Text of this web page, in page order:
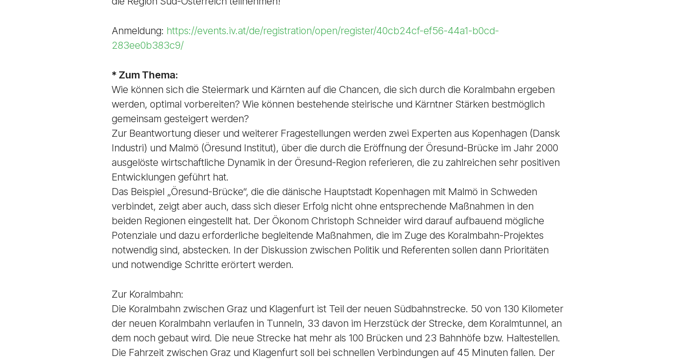
Anmeldung: https://events.iv.at/de/registration/open/register/40cb24cf-ef56-44a1-b0cd-
283ee0b383c9/
* Zum Thema:
Wie können sich die Steiermark und Kärnten auf die Chancen, die sich durch die Koralmbahn ergeben
werden, optimal vorbereiten? Wie können bestehende steirische und Kärntner Stärken bestmöglich
gemeinsam gesteigert werden?
Zur Beantwortung dieser und weiterer Fragestellungen werden zwei Experten aus Kopenhagen (Dansk
Industri) und Malmö (Öresund Institut), über die durch die Eröffnung der Öresund-Brücke im Jahr 2000
ausgelöste wirtschaftliche Dynamik in der Öresund-Region referieren, die zu zahlreichen sehr positiven
Entwicklungen geführt hat.
Das Beispiel „Öresund-Brücke“, die die dänische Hauptstadt Kopenhagen mit Malmö in Schweden
verbindet, zeigt aber auch, dass sich dieser Erfolg nicht ohne entsprechende Maßnahmen in den
beiden Regionen eingestellt hat. Der Ökonom Christoph Schneider wird darauf aufbauend mögliche
Potenziale und dazu erforderliche begleitende Maßnahmen, die im Zuge des Koralmbahn-Projektes
notwendig sind, abstecken. In der Diskussion zwischen Politik und Referenten sollen dann Prioritäten
und notwendige Schritte erörtert werden.
Zur Koralmbahn:
Die Koralmbahn zwischen Graz und Klagenfurt ist Teil der neuen Südbahnstrecke. 50 von 130 Kilometer
der neuen Koralmbahn verlaufen in Tunneln, 33 davon im Herzstück der Strecke, dem Koralmtunnel, an
dem noch gebaut wird. Die neue Strecke hat mehr als 100 Brücken und 23 Bahnhöfe bzw. Haltestellen.
Die Fahrzeit zwischen Graz und Klagenfurt soll bei schnellen Verbindungen auf 45 Minuten fallen. Der